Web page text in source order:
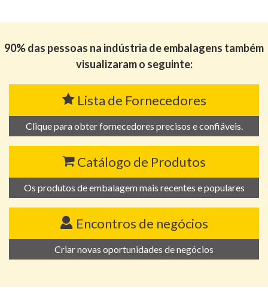
90% das pessoas na indústria de embalagens também
visualizaram o seguinte:
Lista de Fornecedores
Clique para obter fornecedores precisos e confiáveis.
Catálogo de Produtos
Os produtos de embalagem mais recentes e populares
Encontros de negócios
Criar novas oportunidades de negócios